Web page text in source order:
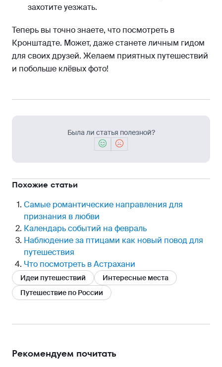
захотите уезжать.
Теперь вы точно знаете, что посмотреть в
Кронштадте. Может, даже станете личным гидом
для своих друзей. Желаем приятных путешествий
и побольше клёвых фото!
Была ли статья полезной?
Похожие статьи
Самые романтические направления для
признания в любви
Календарь событий на февраль
Наблюдение за птицами как новый повод для
путешествия
Что посмотреть в Астрахани
Идеи путешествий
Интересные места
Путешествие по России
Рекомендуем почитать